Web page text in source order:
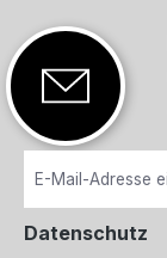
Datenschutz